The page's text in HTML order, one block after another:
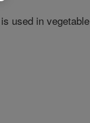
used in vegetable